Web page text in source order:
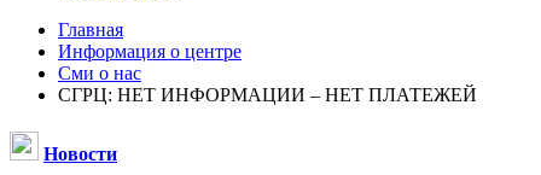
Главная
Информация о центре
Сми о нас
СГРЦ: НЕТ ИНФОРМАЦИИ – НЕТ ПЛАТЕЖЕЙ
Новости